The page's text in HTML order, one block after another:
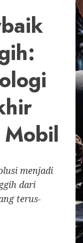
menjadi
dari
terus-